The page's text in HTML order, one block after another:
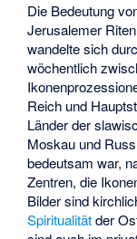
Die Bedeutung
Jerusalemer
wandelte sich
wöchentlich
Reich und
Länder der
Moskau und
bedeutsam war,
Zentren, die
Bilder sind
Spiritualitätder